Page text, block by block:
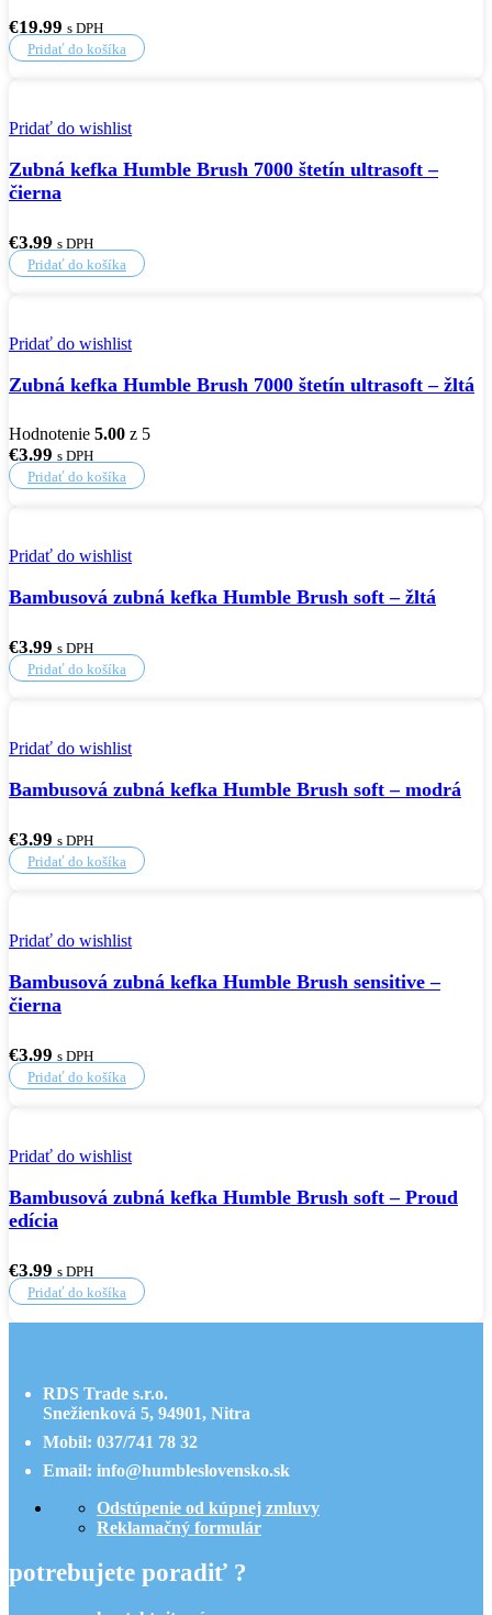
€19.99 s DPH
Pridať do košíka
Pridať do wishlist
Zubná kefka Humble Brush 7000 štetín ultrasoft –
čierna
€3.99 s DPH
Pridať do košíka
Pridať do wishlist
Zubná kefka Humble Brush 7000 štetín ultrasoft – žltá
Hodnotenie 5.00 z 5
€3.99 s DPH
Pridať do košíka
Pridať do wishlist
Bambusová zubná kefka Humble Brush soft – žltá
€3.99 s DPH
Pridať do košíka
Pridať do wishlist
Bambusová zubná kefka Humble Brush soft – modrá
€3.99 s DPH
Pridať do košíka
Pridať do wishlist
Bambusová zubná kefka Humble Brush sensitive –
čierna
€3.99 s DPH
Pridať do košíka
Pridať do wishlist
Bambusová zubná kefka Humble Brush soft – Proud
edícia
€3.99 s DPH
Pridať do košíka
RDS Trade s.r.o.
Snežienková 5, 94901, Nitra
Mobil: 037/741 78 32
Email: info@humbleslovensko.sk
Odstúpenie od kúpnej zmluvy
Reklamačný formulár
potrebujete poradiť ?